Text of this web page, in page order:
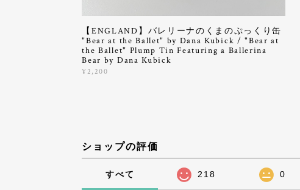
【ENGLAND】バレリーナのくまのぷっくり缶
"Bear at the Ballet" by Dana Kubick / "Bear at
the Ballet" Plump Tin Featuring a Ballerina
Bear by Dana Kubick
¥2,200
ショップの評価
すべて 218 0